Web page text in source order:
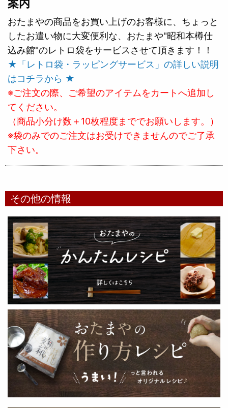
案内
おたまやの商品をお買い上げのお客様に、ちょっと
したお遣い物に大変便利な、おたまや"昭和本樽仕
込み館"のレトロ袋をサービスさせて頂きます！！
★「レトロ袋・ラッピングサービス」の詳しい説明
はコチラから ★
※ご注文の際、ご希望のアイテムをカートへ追加し
てください。
（商品小分け数＋10枚程度まででお願いします。）
※袋のみでのご注文はお受けできませんのでご了承
下さい。
その他の情報